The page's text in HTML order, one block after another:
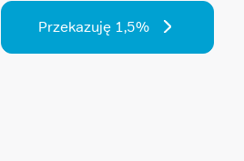
Przekazuję 1,5%